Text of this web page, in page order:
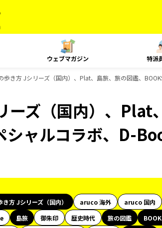
ウェブマガジン 特派
歩き方 Jシリーズ（国内）、Plat、島旅、旅の図鑑、
ーズ（国内）、Plat
シャルコラボ、D-
き方 Jシリーズ（国内） aruco 海外 aruco 国内
島旅 御朱印 歴史時代 旅の図鑑